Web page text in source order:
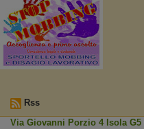
Rss
Via Giovanni Porzio 4 Isola